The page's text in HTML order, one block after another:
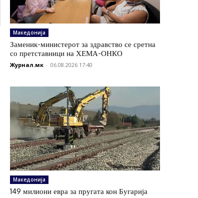
Македонија
Заменик-министерот за здравство се сретна
со претставници на ХЕМА-ОНКО
Журнал.мк - 06.08.2026 17:40
Македонија
149 милиони евра за пругата кон Бугарија